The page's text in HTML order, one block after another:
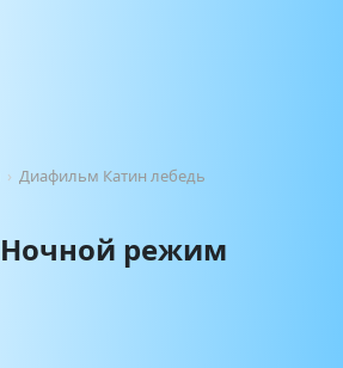
› Диафильм Катин лебедь
Ночной режим